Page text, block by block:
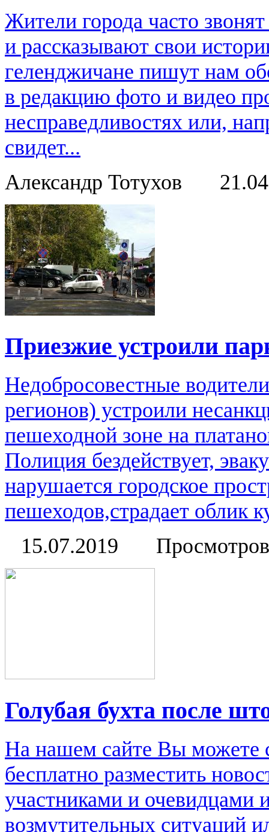
Жители города часто
и рассказывают свои
геленджичане пишут нам
в редакцию фото и видео
несправедливостях или,
свидет...
Александр Тотухов
Приезжие устроили
Недобросовестные
регионов) устроили
пешеходной зоне на
Полиция бездействует,
нарушается городское
пешеходов,страдает облик
15.07.2019
Голубая бухта после
На нашем сайте Вы можете
бесплатно разместить
участниками и очевидцами
возмутительных ситуаций